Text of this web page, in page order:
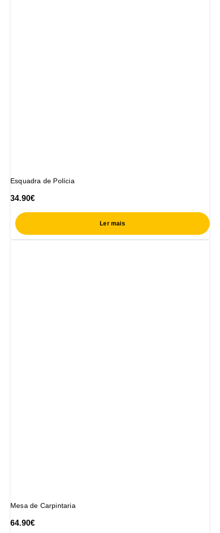
Esquadra de Polícia
34.90€
Ler mais
Mesa de Carpintaria
64.90€